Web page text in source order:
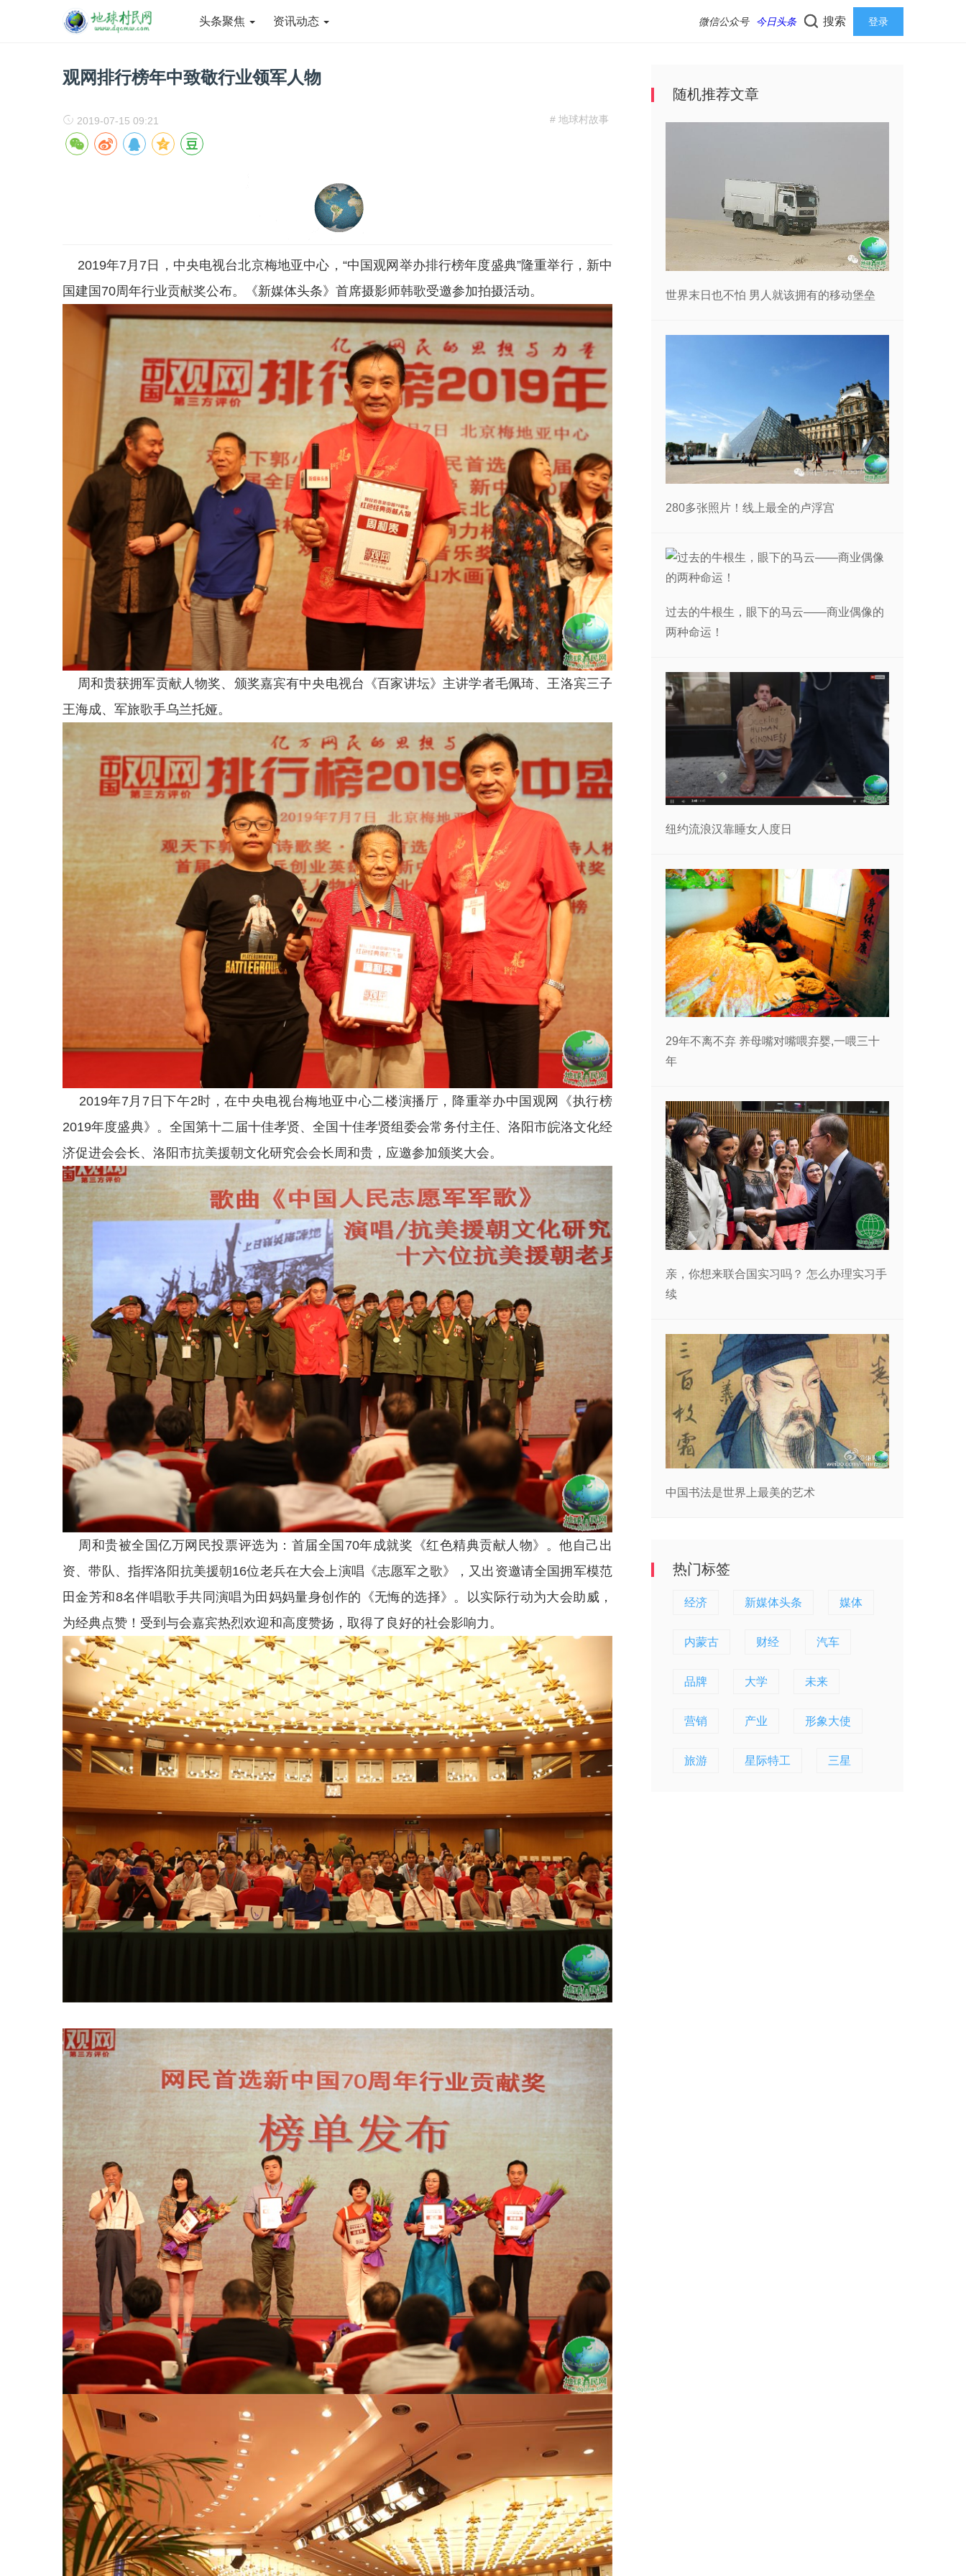
头条聚焦 资讯动态 微信公众号 今日头条 搜索 登录
观网排行榜年中致敬行业领军人物
# 地球村故事
2019-07-15 09:21
2019年7月7日，中央电视台北京梅地亚中心，“中国观网举办排行榜年度盛典”隆重举行，新中
国建国70周年行业贡献奖公布。《新媒体头条》首席摄影师韩歌受邀参加拍摄活动。
周和贵获拥军贡献人物奖、颁奖嘉宾有中央电视台《百家讲坛》主讲学者毛佩琦、王洛宾三子
王海成、军旅歌手乌兰托娅。
2019年7月7日下午2时，在中央电视台梅地亚中心二楼演播厅，降重举办中国观网《执行榜
2019年度盛典》。全国第十二届十佳孝贤、全国十佳孝贤组委会常务付主任、洛阳市皖洛文化经
济促进会会长、洛阳市抗美援朝文化研究会会长周和贵，应邀参加颁奖大会。
周和贵被全国亿万网民投票评选为：首届全国70年成就奖《红色精典贡献人物》。他自己出
资、带队、指挥洛阳抗美援朝16位老兵在大会上演唱《志愿军之歌》，又出资邀请全国拥军模范
田金芳和8名伴唱歌手共同演唱为田妈妈量身创作的《无悔的选择》。以实际行动为大会助威，
为经典点赞！受到与会嘉宾热烈欢迎和高度赞扬，取得了良好的社会影响力。
随机推荐文章
世界末日也不怕 男人就该拥有的移动堡垒
280多张照片！线上最全的卢浮宫
过去的牛根生，眼下的马云——商业偶像的
两种命运！
纽约流浪汉靠睡女人度日
29年不离不弃 养母嘴对嘴喂弃婴,一喂三十
年
亲，你想来联合国实习吗？ 怎么办理实习手
续
中国书法是世界上最美的艺术
热门标签
经济 新媒体头条 媒体
内蒙古 财经 汽车
品牌 大学 未来
营销 产业 形象大使
旅游 星际特工 三星